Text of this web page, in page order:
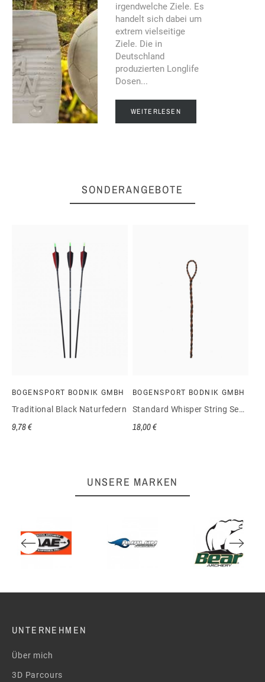
irgendwelche Ziele. Es
handelt sich dabei um
extrem vielseitige
Ziele. Die in
Deutschland
produzierten Longlife
Dosen...
WEITERLESEN
SONDERANGEBOTE
BOGENSPORT BODNIK GMBH
Traditional Black Naturfedern
9,78 €
BOGENSPORT BODNIK GMBH
Standard Whisper String Sehne fl. Spleiss
18,00 €
UNSERE MARKEN
UNTERNEHMEN
Über mich
3D Parcours